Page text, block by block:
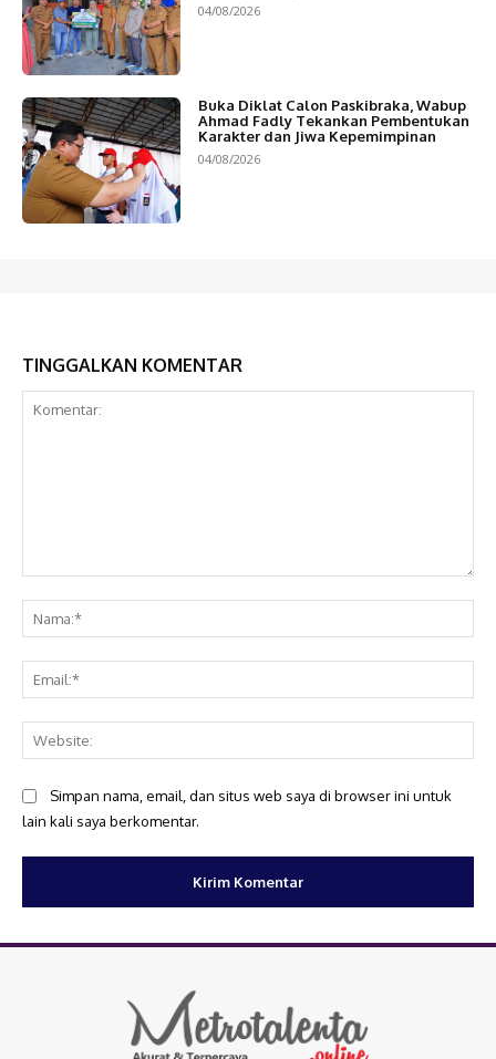
04/08/2026
Buka Diklat Calon Paskibraka, Wabup
Ahmad Fadly Tekankan Pembentukan
Karakter dan Jiwa Kepemimpinan
04/08/2026
TINGGALKAN KOMENTAR
Simpan nama, email, dan situs web saya di browser ini untuk
lain kali saya berkomentar.